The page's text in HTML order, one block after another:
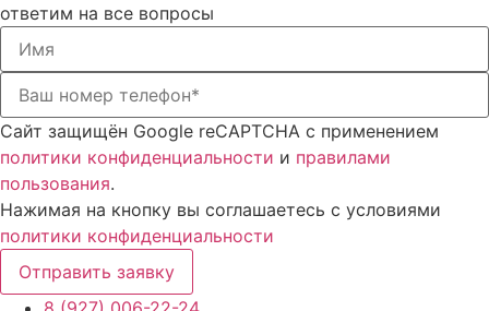
ответим на все вопросы
Сайт защищён Google reCAPTCHA с применением
политики конфиденциальности и правилами
пользования.
Нажимая на кнопку вы соглашаетесь с условиями
политики конфиденциальности
Отправить заявку